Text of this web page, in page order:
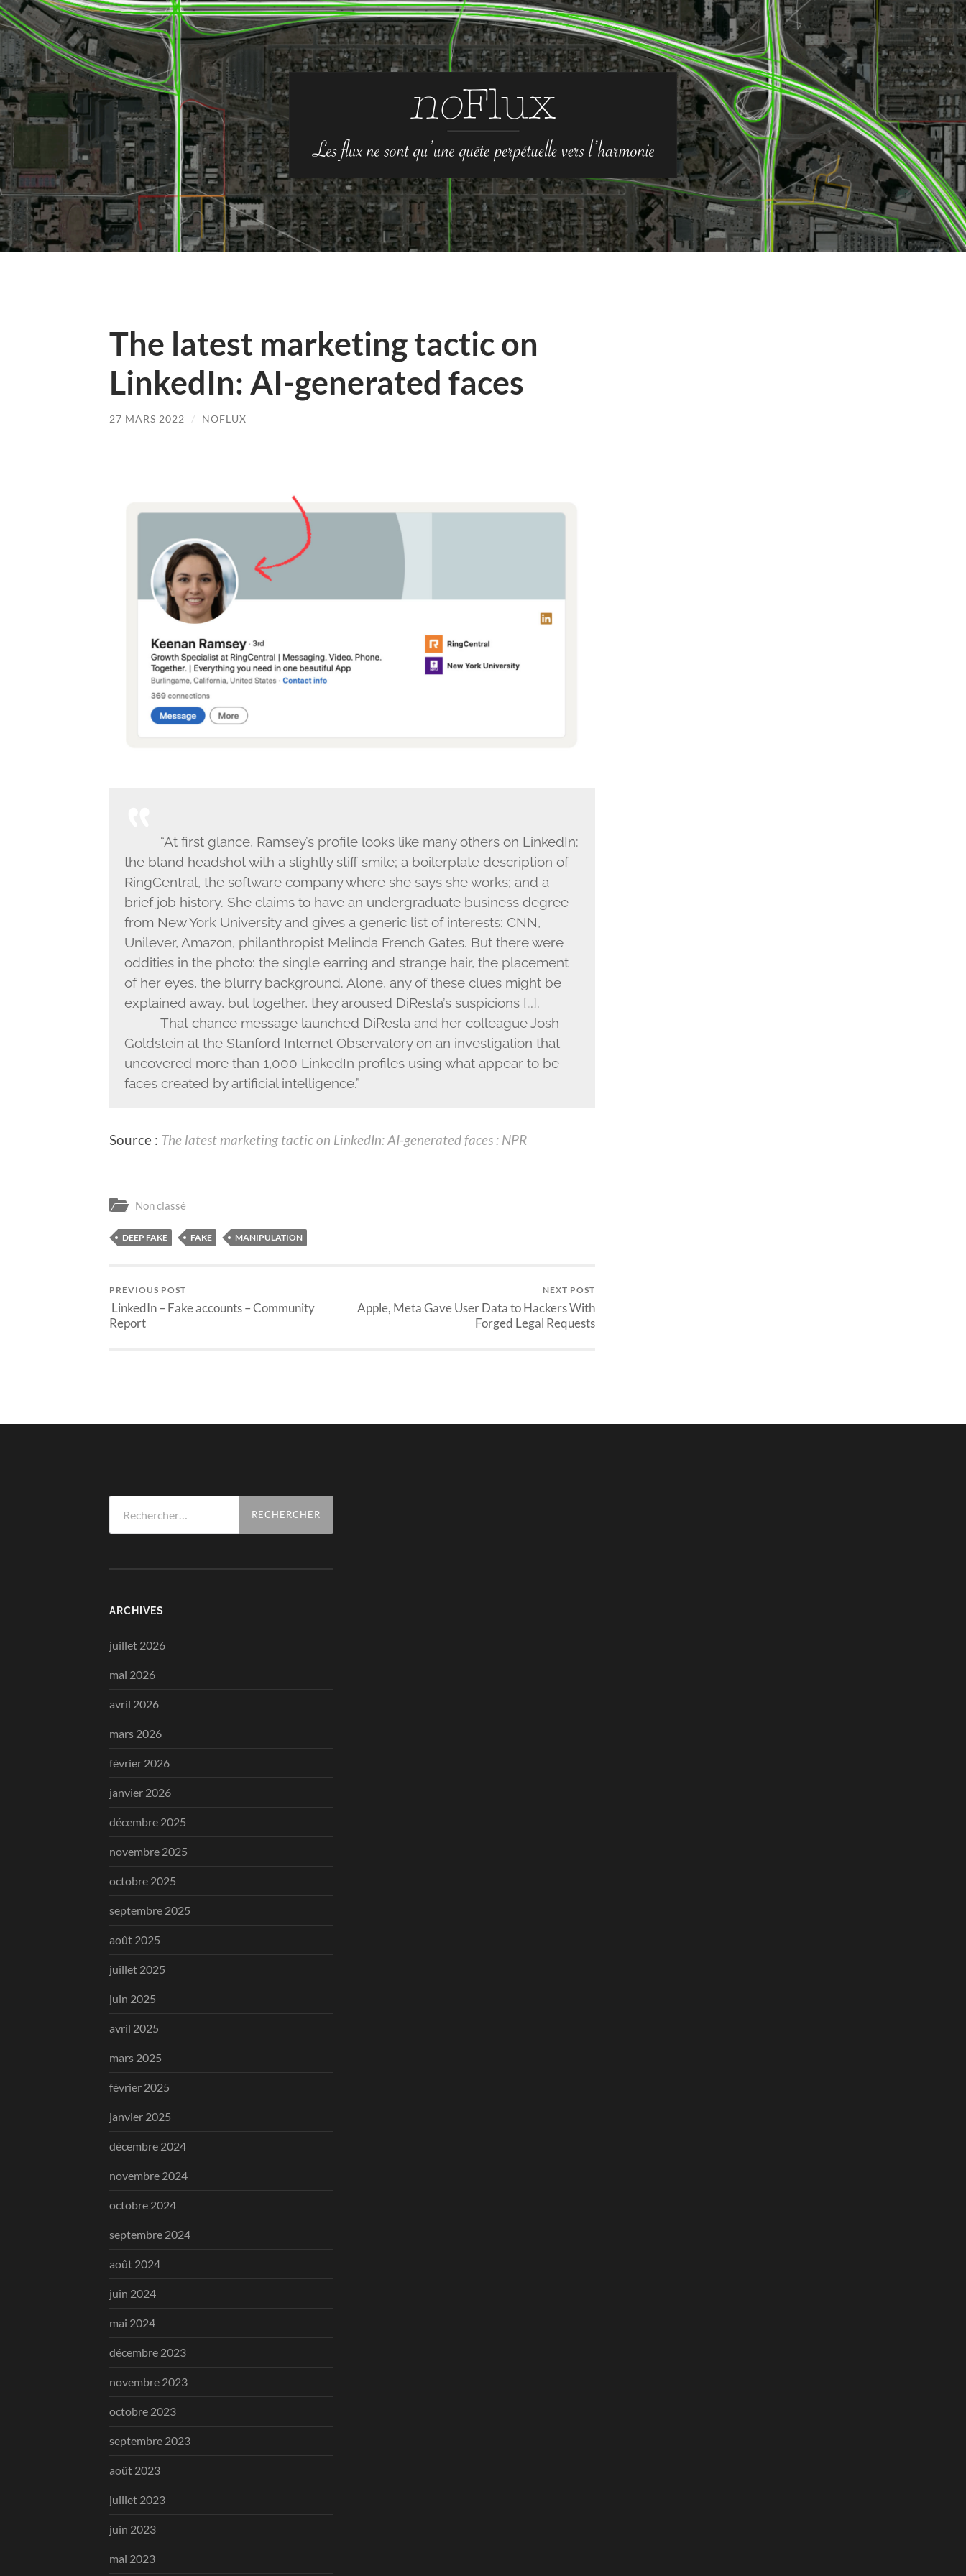
no-
Flux
The latest marketing tactic on
LinkedIn: AI-generated faces
27 MARS 2022 / NOFLUX
“At first glance, Ramsey’s profile looks like many others on LinkedIn:
the bland headshot with a slightly stiff smile; a boilerplate description of
RingCentral, the software company where she says she works; and a
brief job history. She claims to have an undergraduate business degree
from New York University and gives a generic list of interests: CNN,
Unilever, Amazon, philanthropist Melinda French Gates. But there were
oddities in the photo: the single earring and strange hair, the placement
of her eyes, the blurry background. Alone, any of these clues might be
explained away, but together, they aroused DiResta’s suspicions […].
That chance message launched DiResta and her colleague Josh
Goldstein at the Stanford Internet Observatory on an investigation that
uncovered more than 1,000 LinkedIn profiles using what appear to be
faces created by artificial intelligence.”
Source : The latest marketing tactic on LinkedIn: AI-generated faces : NPR
Non classé
DEEP FAKE FAKE MANIPULATION
PREVIOUS POST
LinkedIn – Fake accounts – Community
Report
NEXT POST
Apple, Meta Gave User Data to Hackers With
Forged Legal Requests
ARCHIVES
juillet 2026
mai 2026
avril 2026
mars 2026
février 2026
janvier 2026
décembre 2025
novembre 2025
octobre 2025
septembre 2025
août 2025
juillet 2025
juin 2025
avril 2025
mars 2025
février 2025
janvier 2025
décembre 2024
novembre 2024
octobre 2024
septembre 2024
août 2024
juin 2024
mai 2024
décembre 2023
novembre 2023
octobre 2023
septembre 2023
août 2023
juillet 2023
juin 2023
mai 2023